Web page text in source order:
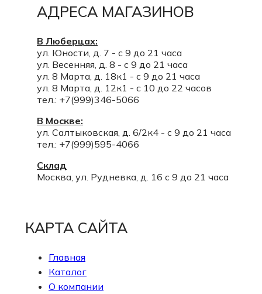
АДРЕСА МАГАЗИНОВ
В Люберцах:
ул. Юности, д. 7 - с 9 до 21 часа
ул. Весенняя, д. 8 - с 9 до 21 часа
ул. 8 Марта, д. 18к1 - с 9 до 21 часа
ул. 8 Марта, д. 12к1 - с 10 до 22 часов
тел.: +7(999)346-5066
В Москве:
ул. Салтыковская, д. 6/2к4 - с 9 до 21 часа
тел.: +7(999)595-4066
Склад
Москва, ул. Рудневка, д. 16 с 9 до 21 часа
КАРТА САЙТА
Главная
Каталог
О компании